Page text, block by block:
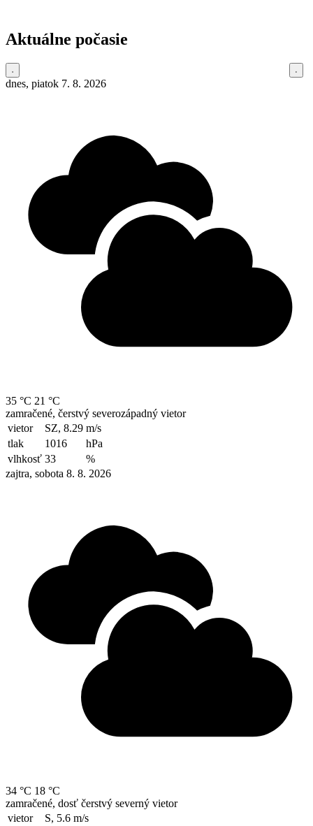
Aktuálne počasie
dnes, piatok 7. 8. 2026
35 °C 21 °C
zamračené, čerstvý severozápadný vietor
vietor
SZ, 8.29 m/s
tlak
1016
hPa
vlhkosť 33
%
zajtra, sobota 8. 8. 2026
34 °C 18 °C
zamračené, dosť čerstvý severný vietor
vietor
S, 5.6 m/s